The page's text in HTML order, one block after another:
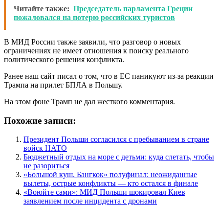
Читайте также: Председатель парламента Греции
пожаловался на потерю российских туристов
В МИД России также заявили, что разговор о новых
ограничениях не имеет отношения к поиску реального
политического решения конфликта.
Ранее наш сайт писал о том, что в ЕС паникуют из-за реакции
Трампа на прилет БПЛА в Польшу.
На этом фоне Трамп не дал жесткого комментария.
Похожие записи:
Президент Польши согласился с пребыванием в стране
войск НАТО
Бюджетный отдых на море с детьми: куда слетать, чтобы
не разориться
«Большой куш. Бангкок» полуфинал: неожиданные
вылеты, острые конфликты — кто остался в финале
«Воюйте сами»: МИД Польши шокировал Киев
заявлением после инцидента с дронами